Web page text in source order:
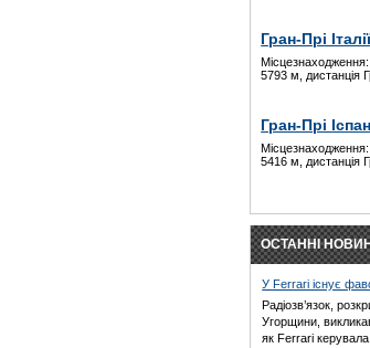
Гран-Прі
5793 м, дистанція
Гран-Прі
5416 м, дистанція
ОСТАННІ
У Ferrari існує
Радіозв’язок,
Угорщини,
як Ferrari